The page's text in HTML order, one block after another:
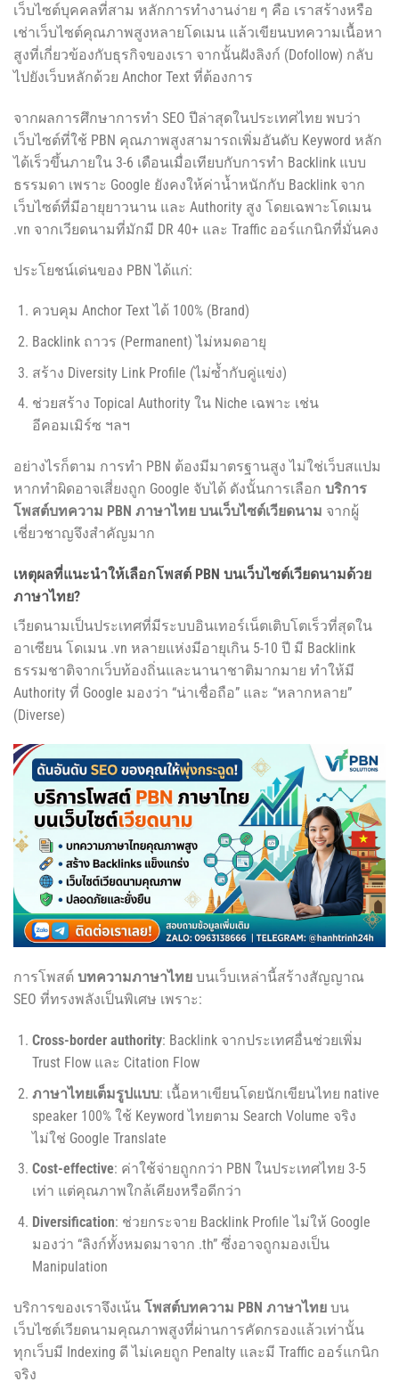
เว็บไซต์บุคคลที่สาม หลักการทำงานง่าย ๆ คือ เราสร้างหรือ
เช่าเว็บไซต์คุณภาพสูงหลายโดเมน แล้วเขียนบทความเนื้อหา
สูงที่เกี่ยวข้องกับธุรกิจของเรา จากนั้นฝังลิงก์ (Dofollow) กลับ
ไปยังเว็บหลักด้วย Anchor Text ที่ต้องการ
จากผลการศึกษาการทำ SEO ปีล่าสุดในประเทศไทย พบว่า
เว็บไซต์ที่ใช้ PBN คุณภาพสูงสามารถเพิ่มอันดับ Keyword หลัก
ได้เร็วขึ้นภายใน 3-6 เดือนเมื่อเทียบกับการทำ Backlink แบบ
ธรรมดา เพราะ Google ยังคงให้ค่าน้ำหนักกับ Backlink จาก
เว็บไซต์ที่มีอายุยาวนาน และ Authority สูง โดยเฉพาะโดเมน
.vn จากเวียดนามที่มักมี DR 40+ และ Traffic ออร์แกนิกที่มั่นคง
ประโยชน์เด่นของ PBN ได้แก่:
ควบคุม Anchor Text ได้ 100% (Brand)
Backlink ถาวร (Permanent) ไม่หมดอายุ
สร้าง Diversity Link Profile (ไม่ซ้ำกับคู่แข่ง)
ช่วยสร้าง Topical Authority ใน Niche เฉพาะ เช่น
อีคอมเมิร์ซ ฯลฯ
อย่างไรก็ตาม การทำ PBN ต้องมีมาตรฐานสูง ไม่ใช่เว็บสแปม
หากทำผิดอาจเสี่ยงถูก Google จับได้ ดังนั้นการเลือก บริการ
โพสต์บทความ PBN ภาษาไทย บนเว็บไซต์เวียดนาม จากผู้
เชี่ยวชาญจึงสำคัญมาก
เหตุผลที่แนะนำให้เลือกโพสต์ PBN บนเว็บไซต์เวียดนามด้วย
ภาษาไทย?
เวียดนามเป็นประเทศที่มีระบบอินเทอร์เน็ตเติบโตเร็วที่สุดใน
อาเซียน โดเมน .vn หลายแห่งมีอายุเกิน 5-10 ปี มี Backlink
ธรรมชาติจากเว็บท้องถิ่นและนานาชาติมากมาย ทำให้มี
Authority ที่ Google มองว่า “น่าเชื่อถือ” และ “หลากหลาย”
(Diverse)
การโพสต์ บทความภาษาไทย บนเว็บเหล่านี้สร้างสัญญาณ
SEO ที่ทรงพลังเป็นพิเศษ เพราะ:
Cross-border authority: Backlink จากประเทศอื่นช่วยเพิ่ม
Trust Flow และ Citation Flow
ภาษาไทยเต็มรูปแบบ: เนื้อหาเขียนโดยนักเขียนไทย native
speaker 100% ใช้ Keyword ไทยตาม Search Volume จริง
ไม่ใช่ Google Translate
Cost-effective: ค่าใช้จ่ายถูกกว่า PBN ในประเทศไทย 3-5
เท่า แต่คุณภาพใกล้เคียงหรือดีกว่า
Diversification: ช่วยกระจาย Backlink Profile ไม่ให้ Google
มองว่า “ลิงก์ทั้งหมดมาจาก .th” ซึ่งอาจถูกมองเป็น
Manipulation
บริการของเราจึงเน้น โพสต์บทความ PBN ภาษาไทย บน
เว็บไซต์เวียดนามคุณภาพสูงที่ผ่านการคัดกรองแล้วเท่านั้น
ทุกเว็บมี Indexing ดี ไม่เคยถูก Penalty และมี Traffic ออร์แกนิก
จริง